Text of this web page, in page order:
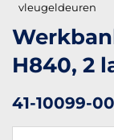
vleugeldeuren
H840, 2
41-10099-